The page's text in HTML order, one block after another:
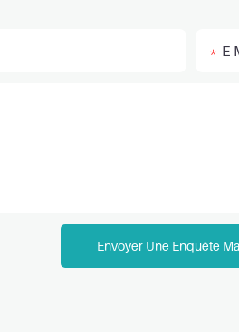
Envoyer Une Enquête